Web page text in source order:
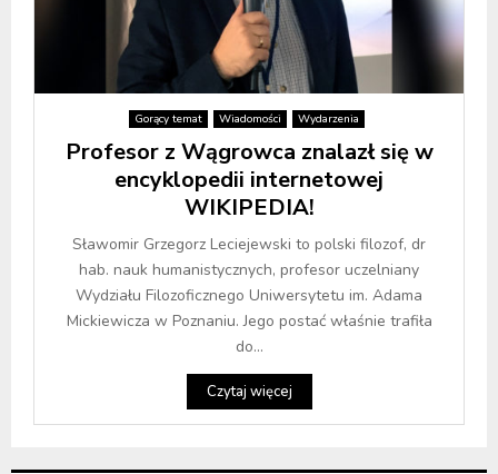
Gorący temat Wiadomości Wydarzenia
Profesor z Wągrowca znalazł się w
encyklopedii internetowej
WIKIPEDIA!
Sławomir Grzegorz Leciejewski to polski filozof, dr
hab. nauk humanistycznych, profesor uczelniany
Wydziału Filozoficznego Uniwersytetu im. Adama
Mickiewicza w Poznaniu. Jego postać właśnie trafiła
do...
Czytaj więcej